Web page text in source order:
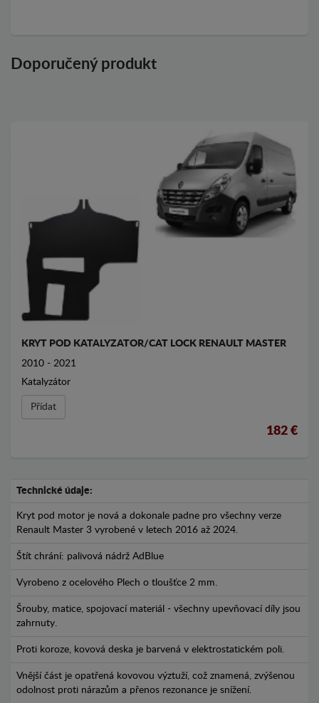
Doporučený produkt
KRYT POD KATALYZATOR/CAT LOCK RENAULT MASTER
2010 - 2021
Katalyzátor
Přídat
182 €
Technické údaje:
Kryt pod motor je nová a dokonale padne pro všechny verze
Renault Master 3 vyrobené v letech 2016 až 2024.
Štít chrání: palivová nádrž AdBlue
Vyrobeno z ocelového Plech o tloušťce 2 mm.
Šrouby, matice, spojovací materiál - všechny upevňovací díly jsou
zahrnuty.
Proti koroze, kovová deska je barvená v elektrostatickém poli.
Vnější část je opatřená kovovou výztuží, což znamená, zvýšenou
odolnost proti nárazům a přenos rezonance je snížení.